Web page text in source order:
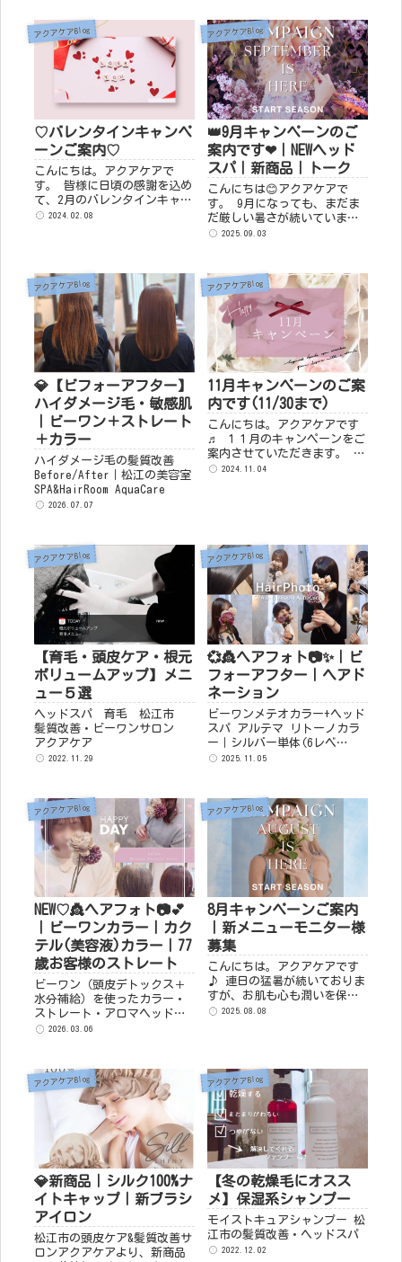
給)＋ストレートor縮毛矯正
(カット込み) ...
カ...
アクアケアBlog
♡バレンタインキャンペ
ーンご案内♡
こんにちは。アクアケアで
す。 皆様に日頃の感謝を込め
て、2月のバレンタインキャン
ペーンのお知らせです♪ ♡ヘ
以降の方 全顔￥8,800 ...
2024.02.08
アクアケアBlog
👑9月キャンペーンのご
案内です❤｜NEWヘッド
スパ｜新商品｜トーク
こんにちは😊アクアケアで
す。 9月になっても、まだま
だ厳しい暑さが続いています
が、皆様お元気でお過ごしで
ぞ無理をせず、しっかりと水
分補給をして体を労わって
く...
2025.09.03
アクアケアBlog
💎【ビフォーアフター】
ハイダメージ毛・敏感肌
｜ビーワン＋ストレート
＋カラー
ハイダメージ毛の髪質改善
Before/After｜松江の美容室
SPA&HairRoom AquaCare
2026.07.07
アクアケアBlog
11月キャンペーンのご案
内です(11/30まで)
こんにちは。アクアケアです
♬ １１月のキャンペーンをご
案内させていただきます。 ♥
ビーワン増量サービス 水分
2024.11.04
アクアケアBlog
【育毛・頭皮ケア・根元
ボリュームアップ】メニ
ュー５選
ヘッドスパ 育毛 松江市
髪質改善・ビーワンサロン
アクアケア
2022.11.29
アクアケアBlog
💞👸ヘアフォト📷✨｜ビ
フォーアフター｜ヘアド
ネーション
ビーワンメテオカラー+ヘッド
スパ アルテマ リトーノカラ
ー｜シルバー単体(6レベ
ル)+メテオ ストレートカット
カラー8レベル3：1毛先13レベ
ル｜...
2025.11.05
アクアケアBlog
NEW♡👸ヘアフォト📷💕
｜ビーワンカラー｜カク
テル(美容液)カラー｜77
歳お客様のストレート
ビーワン（頭皮デトックス＋
水分補給）を使ったカラー・
ストレート・アロマヘッドス
パのヘアフォトをご紹介。白
例をお届けします。SPA＆
HairRoom AquaCare｜アクア
2026.03.06
アクアケアBlog
8月キャンペーンご案内
｜新メニューモニター様
募集
こんにちは。アクアケアです
♪ 連日の猛暑が続いておりま
すが、お肌も心も潤いを保っ
てお過ごしでしょうか。 この
境が続きます。そんな夏のダ
メージ...
2025.08.08
アクアケアBlog
💎新商品｜シルク100%ナ
イトキャップ｜新ブラシ
アイロン
松江市の頭皮ケア&髪質改善サ
ロンアクアケアより、新商品
アクアケアBlog
【冬の乾燥毛にオスス
メ】保湿系シャンプー
モイストキュアシャンプー 松
江市の髪質改善・ヘッドスパ
2022.12.02